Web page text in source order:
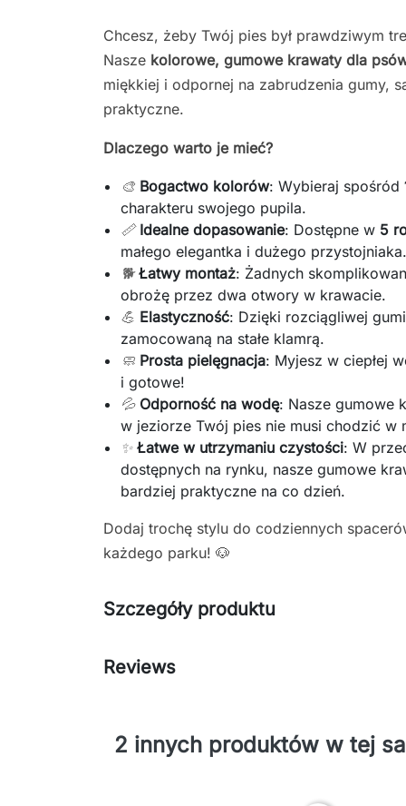
Chcesz, żeby Twój pies był prawdziwym
Nasze kolorowe, gumowe krawaty dla
miękkiej i odpornej na zabrudzenia gumy,
praktyczne.
Dlaczego warto je mieć?
🎨 Bogactwo kolorów: Wybieraj spośród
charakteru swojego pupila.
📏 Idealne dopasowanie: Dostępne w 5
małego elegantka i dużego
🐕 Łatwy montaż: Żadnych
obrożę przez dwa otwory w krawacie.
💪 Elastyczność: Dzięki rozciągliwej
zamocowaną na stałe klamrą.
🧼 Prosta pielęgnacja: Myjesz w ciepłej
i gotowe!
💦 Odporność na wodę: Nasze gumowe
w jeziorze Twój pies nie musi chodzić w
✨ Łatwe w utrzymaniu czystości: W
dostępnych na rynku, nasze gumowe
bardziej praktyczne na co dzień.
Dodaj trochę stylu do codziennych
każdego parku! 🐶
Szczegóły produktu
Reviews
2 innych produktów w tej